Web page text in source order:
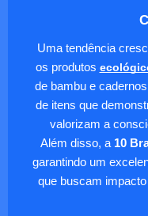
Uma tendência
os produtos
de bambu e
de itens que
valorizam a
Além disso, a 10
garantindo um
que buscam